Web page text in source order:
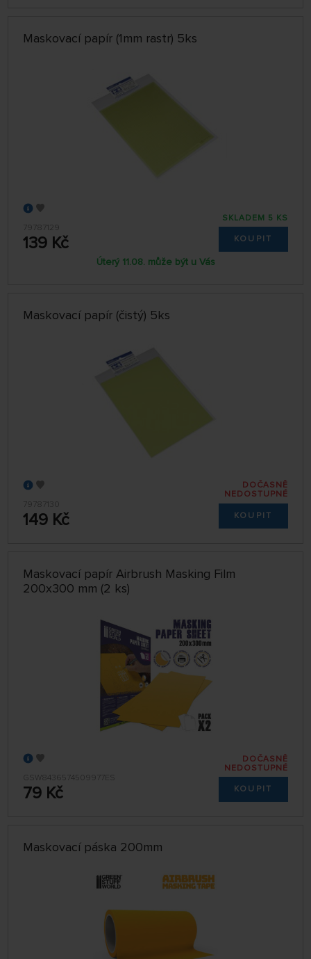
Maskovací papír (1mm rastr) 5ks
79787129
139 Kč
SKLADEM 5 KS
KOUPIT
Úterý 11.08. může být u Vás
Maskovací papír (čistý) 5ks
79787130
149 Kč
DOČASNĚ
NEDOSTUPNÉ
KOUPIT
Maskovací papír Airbrush Masking Film
200x300 mm (2 ks)
GSW8436574509977ES
79 Kč
DOČASNĚ
NEDOSTUPNÉ
KOUPIT
Maskovací páska 200mm